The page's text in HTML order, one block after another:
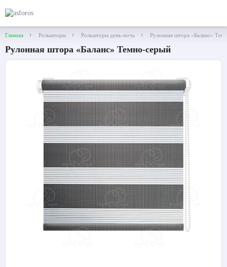
Главная Рольшторы Рольшторы день-ночь Рулонная штора «Баланс»
Рулонная штора «Баланс» Темно-серый